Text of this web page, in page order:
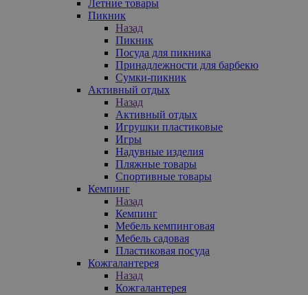
Летние товары
Пикник
Назад
Пикник
Посуда для пикника
Принадлежности для барбекю
Сумки-пикник
Активный отдых
Назад
Активный отдых
Игрушки пластиковые
Игры
Надувные изделия
Пляжные товары
Спортивные товары
Кемпинг
Назад
Кемпинг
Мебель кемпинговая
Мебель садовая
Пластиковая посуда
Кожгалантерея
Назад
Кожгалантерея